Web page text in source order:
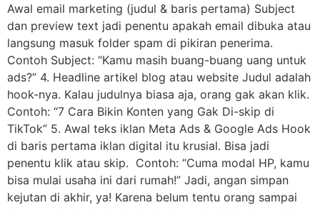
Awal email marketing (judul & baris pertama) Subject
dan preview text jadi penentu apakah email dibuka atau
langsung masuk folder spam di pikiran penerima.
Contoh Subject: “Kamu masih buang-buang uang untuk
ads?” 4. Headline artikel blog atau website Judul adalah
hook-nya. Kalau judulnya biasa aja, orang gak akan klik.
Contoh: “7 Cara Bikin Konten yang Gak Di-skip di
TikTok” 5. Awal teks iklan Meta Ads & Google Ads Hook
di baris pertama iklan digital itu krusial. Bisa jadi
penentu klik atau skip. Contoh: “Cuma modal HP, kamu
bisa mulai usaha ini dari rumah!” Jadi, angan simpan
kejutan di akhir, ya! Karena belum tentu orang sampai